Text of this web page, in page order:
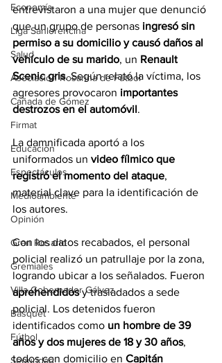
Economía
Liga Sanlorencina
Salud
Asociación Rosarina de Fútbol
Cañada de Gómez
Firmat
Educación
Espectáculos
Medioambiente
Opinión
Gran Rosario
Gremiales
Villa Gobernador Gálvez
Básquet
Fútbol
Seguridad
entrevistaron a una mujer que denunció
que un grupo de personas ingresó sin
permiso a su domicilio y causó daños al
vehículo de su marido, un Renault
Scenic gris. Según relató la víctima, los
agresores provocaron importantes
destrozos en el automóvil.
La damnificada aportó a los
uniformados un video fílmico que
registró el momento del ataque,
material clave para la identificación de
los autores.
Con los datos recabados, el personal
policial realizó un patrullaje por la zona,
logrando ubicar a los señalados. Fueron
aprehendidos y trasladados a sede
policial. Los detenidos fueron
identificados como un hombre de 39
años y dos mujeres de 18 y 30 años,
todos con domicilio en Capitán